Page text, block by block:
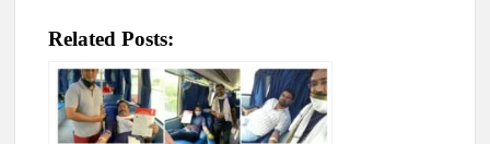
Related Posts: